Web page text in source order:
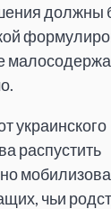
должны
украинского
распустить
чьи